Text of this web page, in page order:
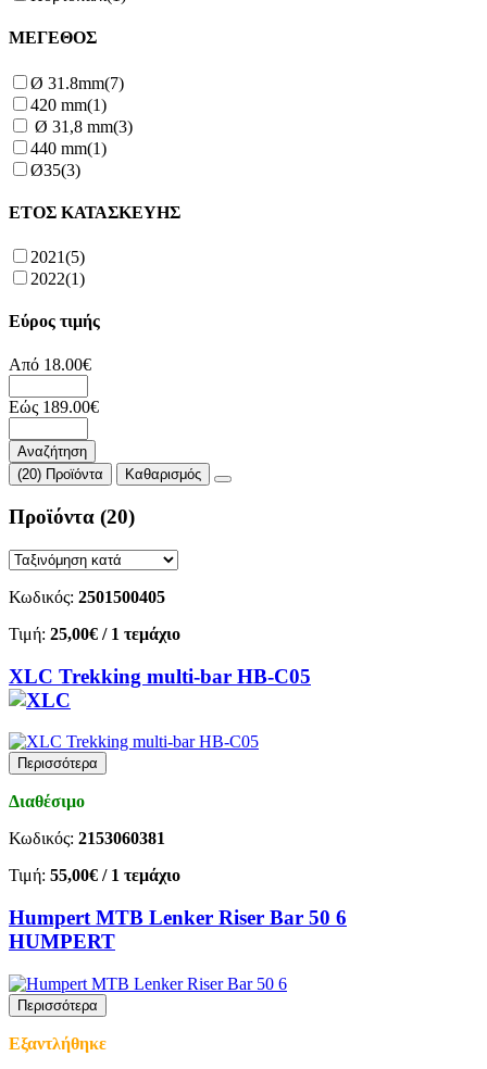
ΜΕΓΕΘΟΣ
Ø 31.8mm(7)
420 mm(1)
Ø 31,8 mm(3)
440 mm(1)
Ø35(3)
ΕΤΟΣ ΚΑΤΑΣΚΕΥΗΣ
2021(5)
2022(1)
Εύρος τιμής
Από 18.00€
Εώς 189.00€
Αναζήτηση
(20) Προϊόντα
Καθαρισμός
Προϊόντα (20)
Κωδικός: 2501500405
Τιμή: 25,00€ / 1 τεμάχιο
XLC Trekking multi-bar HB-C05
Περισσότερα
Διαθέσιμο
Κωδικός: 2153060381
Τιμή: 55,00€ / 1 τεμάχιο
Humpert MTB Lenker Riser Bar 50 6
HUMPERT
Περισσότερα
Εξαντλήθηκε